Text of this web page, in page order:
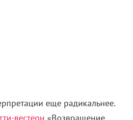
например, вполне
реальности – благодаря